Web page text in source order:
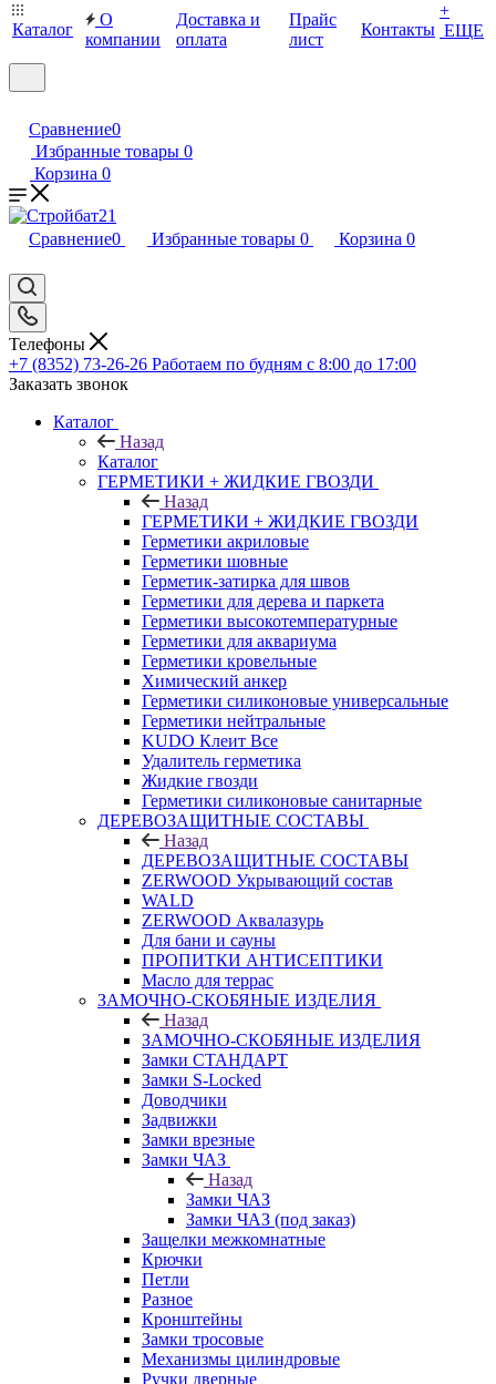
Каталог
О
компании
Доставка и
оплата
Прайс
лист
Контакты
+
ЕЩЕ
Сравнение0
Избранные товары 0
Корзина 0
Сравнение0 Избранные товары 0 Корзина 0
Телефоны
+7 (8352) 73-26-26 Работаем по будням с 8:00 до 17:00
Заказать звонок
Каталог
Назад
Каталог
ГЕРМЕТИКИ + ЖИДКИЕ ГВОЗДИ
Назад
ГЕРМЕТИКИ + ЖИДКИЕ ГВОЗДИ
Герметики акриловые
Герметики шовные
Герметик-затирка для швов
Герметики для дерева и паркета
Герметики высокотемпературные
Герметики для аквариума
Герметики кровельные
Химический анкер
Герметики силиконовые универсальные
Герметики нейтральные
KUDO Клеит Все
Удалитель герметика
Жидкие гвозди
Герметики силиконовые санитарные
ДЕРЕВОЗАЩИТНЫЕ СОСТАВЫ
Назад
ДЕРЕВОЗАЩИТНЫЕ СОСТАВЫ
ZERWOOD Укрывающий состав
WALD
ZERWOOD Аквалазурь
Для бани и сауны
ПРОПИТКИ АНТИСЕПТИКИ
Масло для террас
ЗАМОЧНО-СКОБЯНЫЕ ИЗДЕЛИЯ
Назад
ЗАМОЧНО-СКОБЯНЫЕ ИЗДЕЛИЯ
Замки СТАНДАРТ
Замки S-Locked
Доводчики
Задвижки
Замки врезные
Замки ЧАЗ
Назад
Замки ЧАЗ
Замки ЧАЗ (под заказ)
Защелки межкомнатные
Крючки
Петли
Разное
Кронштейны
Замки тросовые
Механизмы цилиндровые
Ручки дверные